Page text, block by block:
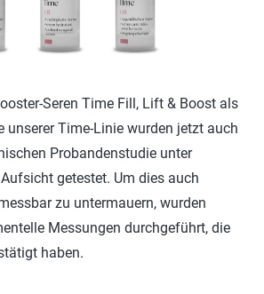
Seren Time Fill, Lift & Boost als
unserer Time-Linie wurden jetzt auch
Probandenstudie unter
getestet. Um dies auch
zu untermauern, wurden
Messungen durchgeführt, die
haben.